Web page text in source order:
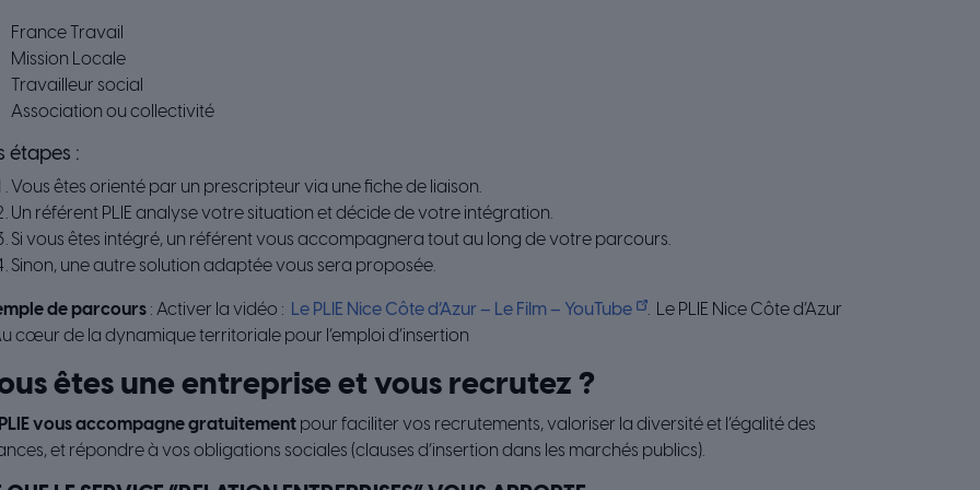
France Travail
Mission Locale
Travailleur social
Association ou collectivité
étapes :
Vous êtes orienté par un prescripteur via une fiche de liaison.
Un référent PLIE analyse votre situation et décide de votre intégration.
Si vous êtes intégré, un référent vous accompagnera tout au long de votre parcours.
Sinon, une autre solution adaptée vous sera proposée.
de parcours: Activer la vidéo : Le PLIE Nice Côte d’Azur – Le Film – YouTube
. Le PLIE Nice Côte d’Azur
cœur de la dynamique territoriale pour l’emploi d’insertion
êtes une entreprise et vous recrutez ?
PLIE vous accompagne gratuitementpour faciliter vos recrutements, valoriser la diversité et l’égalité des
et répondre à vos obligations sociales (clauses d’insertion dans les marchés publics).